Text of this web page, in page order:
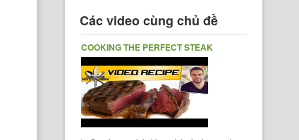
Các video cùng chủ đề
COOKING THE PERFECT STEAK